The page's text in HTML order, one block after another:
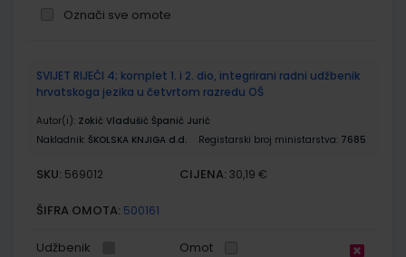
Označi sve omote
proizvodi
SVIJET RIJEČI 4; komplet 1. i 2. dio, integrirani radni udžbenik
hrvatskoga jezika u četvrtom razredu OŠ
Autor(i): Zokić Vladušić Španić Jurić
Nakladnik: ŠKOLSKA KNJIGA d.d. Registarski broj ministarstva: 7685
SKU: 569012 CIJENA: 30,19 €
ŠIFRA OMOTA: 500161
Udžbenik Omot